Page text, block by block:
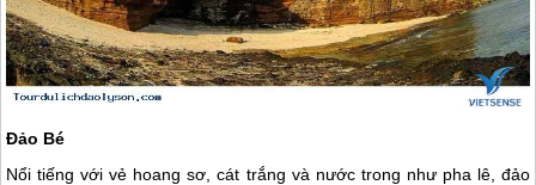
Đảo Bé
Nổi tiếng với vẻ hoang sơ, cát trắng và nước trong như pha lê, đảo